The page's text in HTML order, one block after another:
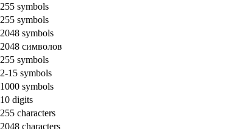
255 symbols
255 symbols
2048 symbols
2048 символов
255 symbols
2-15 symbols
1000 symbols
10 digits
255 characters
2048 characters